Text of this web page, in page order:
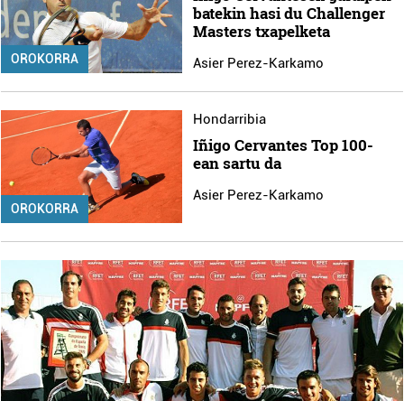
OROKORRA
batekin hasi du Challenger
Masters txapelketa
Asier Perez-Karkamo
OROKORRA
Hondarribia
Iñigo Cervantes Top 100-
ean sartu da
Asier Perez-Karkamo